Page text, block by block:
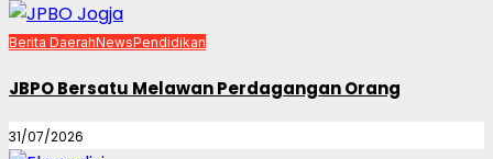
Berita DaerahNewsPendidikan
JBPO Bersatu Melawan Perdagangan Orang
31/07/2026